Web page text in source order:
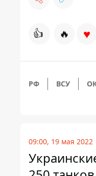
👍 🔥 ♥
РФ ВСУ
09:00, 19 мая 2022